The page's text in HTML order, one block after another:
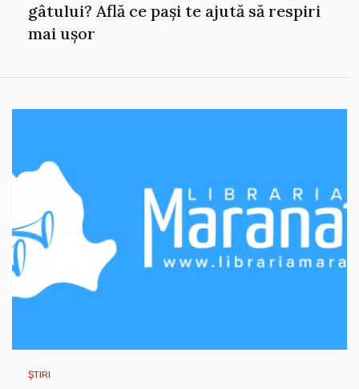
gâtului? Află ce pași te ajută să respiri
mai ușor
ȘTIRI